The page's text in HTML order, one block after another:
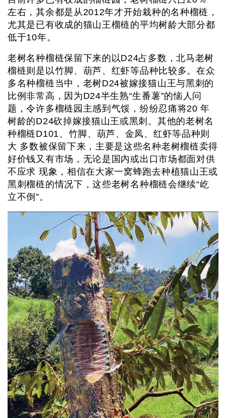
左右，其余都是从2012年才开始栽种的名种榴梿，
尤其是已有收成的猫山王榴梿的平均树龄大部分都
低于10年。
老树名种榴梿保留下来的以D24占多数，北马老树
榴梿则是以竹脚、葫芦、红虾等品种比较多。在众
多名种榴梿当中，老树D24被嫁接猫山王与黑刺的
比例非常高，因为D24半生熟“生番薯”的恼人问
题，令许多榴梿园主感到气馁，纷纷忍痛将20 年
树龄的D24砍掉嫁接猫山王或黑刺。其他的老树名
种榴梿D101、竹脚、葫芦、金凤、红虾等品种则
大 多数被保留下来，主要是这些名种老树榴梿卖得
好价钱又有市场，无论是国内或出口市场都面对供
不应求 现象，相信在大家一窝蜂跑去种植猫山王或
黑刺榴梿的情况下，这些老树名种榴梿会继续“屹
立不倒”。